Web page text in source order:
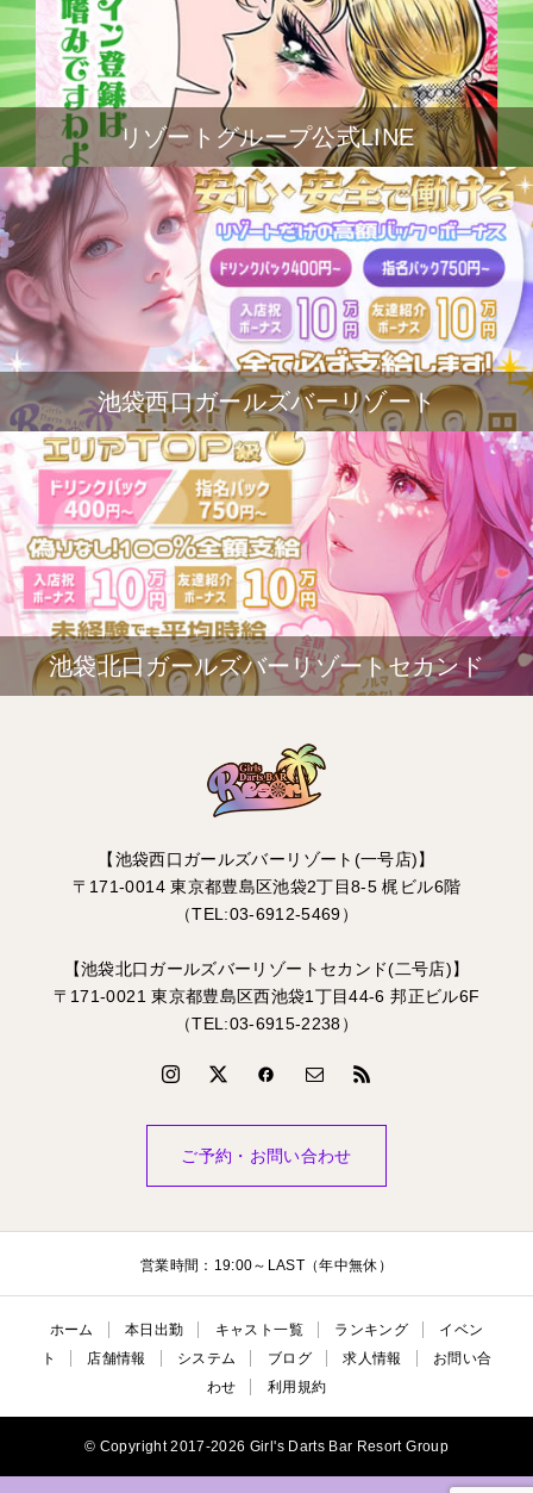
リゾートグループ公式LINE
池袋西口ガールズバーリゾート
池袋北口ガールズバーリゾートセカンド
【池袋西口ガールズバーリゾート(一号店)】
〒171-0014 東京都豊島区池袋2丁目8-5 梶ビル6階
（TEL:03-6912-5469）
【池袋北口ガールズバーリゾートセカンド(二号店)】
〒171-0021 東京都豊島区西池袋1丁目44-6 邦正ビル6F
（TEL:03-6915-2238）
ご予約・お問い合わせ
営業時間：19:00～LAST（年中無休）
ホーム 本日出勤 キャスト一覧 ランキング
イベン
ト
店舗情報 システム ブログ 求人情報
お問い合
わせ
利用規約
© Copyright 2017-2026 Girl's Darts Bar Resort Group